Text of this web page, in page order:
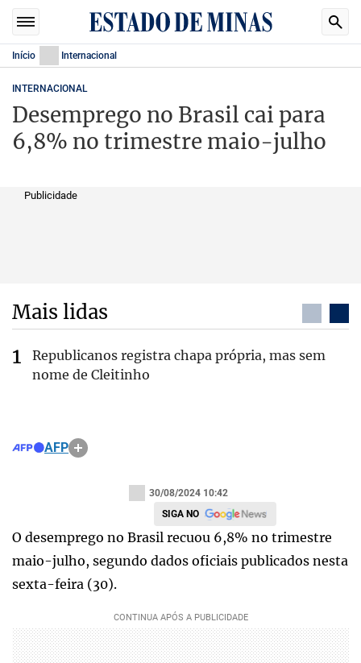
Início Internacional
INTERNACIONAL
Desemprego no Brasil cai para
6,8% no trimestre maio-julho
Publicidade
Mais lidas
Republicanos registra chapa própria, mas sem
nome de Cleitinho
AFP
30/08/2024 10:42
SIGA NO
O desemprego no Brasil recuou 6,8% no trimestre
maio-julho, segundo dados oficiais publicados nesta
sexta-feira (30).